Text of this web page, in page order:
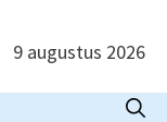
9 augustus 2026